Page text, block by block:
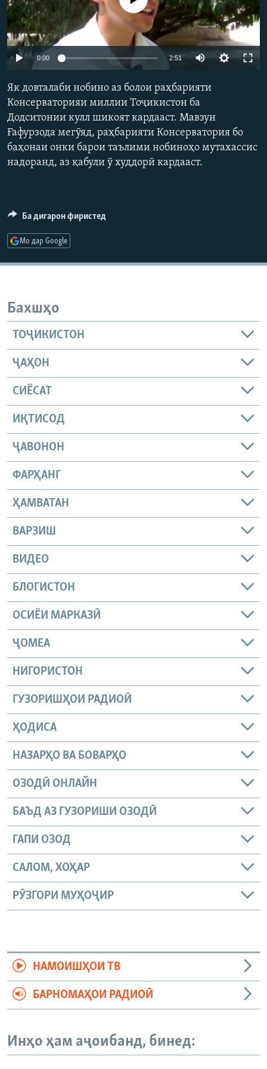
ГУЗОРИШҲОИ РАДИОӢ
Русский
ПАЙГИРӢ КУНЕД
Ҳамаи сомонаҳои RFE/RL
0:00 2:51
Як довталаби нобино аз болои раҳбарияти
Консерваторияи миллии Тоҷикистон ба
Додситонии кулл шикоят кардааст. Мавзун
Ғафурзода мегӯяд, раҳбарияти Консерватория бо
баҳонаи онки барои таълими нобиноҳо мутахассис
надоранд, аз қабули ӯ худдорӣ кардааст.
Ба дигарон фиристед
Мо дар Google
Бахшҳо
ТОҶИКИСТОН
ҶАҲОН
СИЁСАТ
ИҚТИСОД
ҶАВОНОН
ФАРҲАНГ
ҲАМВАТАН
ВАРЗИШ
ВИДЕО
БЛОГИСТОН
ОСИЁИ МАРКАЗӢ
ҶОМEА
НИГОРИСТОН
ГУЗОРИШҲОИ РАДИОӢ
ҲОДИСА
НАЗАРҲО ВА БОВАРҲО
ОЗОДӢ ОНЛАЙН
БАЪД АЗ ГУЗОРИШИ ОЗОДӢ
ГАПИ ОЗОД
САЛОМ, ХОҲАР
РӮЗГОРИ МУҲОҶИР
НАМОИШҲОИ ТВ
БАРНОМАҲОИ РАДИОӢ
Инҳо ҳам аҷоибанд, бинед: